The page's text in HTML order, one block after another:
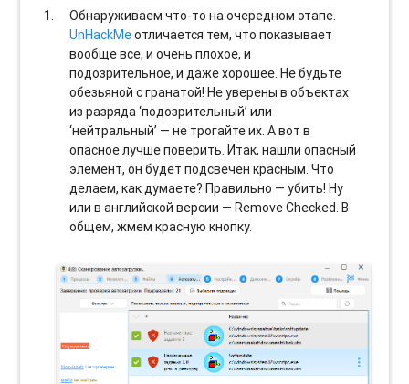
Обнаруживаем что-то на очередном этапе.
UnHackMeотличается тем, что показывает
вообще все, и очень плохое, и
подозрительное, и даже хорошее. Не будьте
обезьяной с гранатой! Не уверены в объектах
из разряда ‘подозрительный’ или
‘нейтральный’ — не трогайте их. А вот в
опасное лучше поверить. Итак, нашли опасный
элемент, он будет подсвечен красным. Что
делаем, как думаете? Правильно — убить! Ну
или в английской версии — Remove Checked. В
общем, жмем красную кнопку.